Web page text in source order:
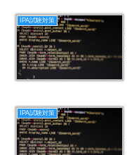
IPA試験対策
IPA試験対策